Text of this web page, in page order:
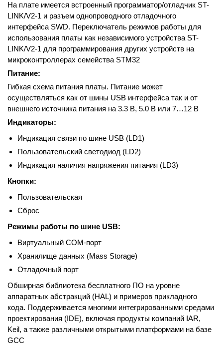
На плате имеется встроенный программатор/отладчик ST-
LINK/V2-1 и разъем однопроводного отладочного
интерфейса SWD. Переключатель режимов работы для
использования платы как независимого устройства ST-
LINK/V2-1 для программирования других устройств на
микроконтроллерах семейства STM32
Питание:
Гибкая схема питания платы. Питание может
осуществляться как от шины USB интерфейса так и от
внешнего источника питания на 3.3 В, 5.0 В или 7…12 В
Индикаторы:
Индикация связи по шине USB (LD1)
Пользовательский светодиод (LD2)
Индикация наличия напряжения питания (LD3)
Кнопки:
Пользовательская
Сброс
Режимы работы по шине USB:
Виртуальный COM-порт
Хранилище данных (Mass Storage)
Отладочный порт
Обширная библиотека бесплатного ПО на уровне
аппаратных абстракций (HAL) и примеров прикладного
кода. Поддерживается многими интегрированными средами
проектирования (IDE), включая продукты компаний IAR,
Keil, а также различными открытыми платформами на базе
GCC